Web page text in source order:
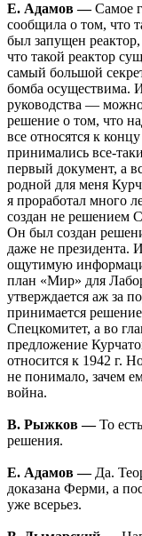
Е. Адамов —Самое
сообщила о том, что
был запущен
что такой реактор
самый большой
бомба осуществима.
руководства —
решение о том, что
все относятся к
принимались все-
первый документ, а
родной для меня
я проработал много
создан не решением
Он был создан
даже не президента.
ощутимую
план «Мир» для
утверждается аж за
принимается
Спецкомитет, а во
предложение
относится к 1942 г.
не понимало, зачем
война.
В. Рыжков —То
решения.
Е. Адамов —Да.
доказана Ферми, а
уже всерьез.